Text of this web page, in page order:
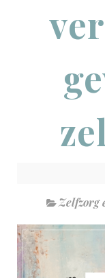
Zelfzorg